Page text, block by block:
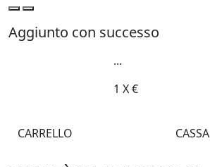
Aggiunto con successo
...
1 X€
CARRELLO CASSA